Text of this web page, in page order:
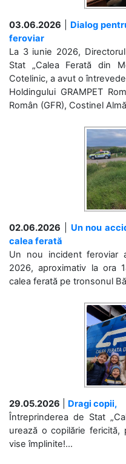
03.06.2026
Dialog
feroviar
La 3 iunie 2026,
Stat „Calea Ferată din
Cotelinic, a avut o
Holdingului GRAMPET
Român (GFR), Costinel
02.06.2026
Un nou
calea ferată
Un nou incident feroviar
2026, aproximativ la ora
calea ferată pe tronsonul
29.05.2026
Dragi copii,
Întreprinderea de Stat
urează o copilărie
vise împlinite!...